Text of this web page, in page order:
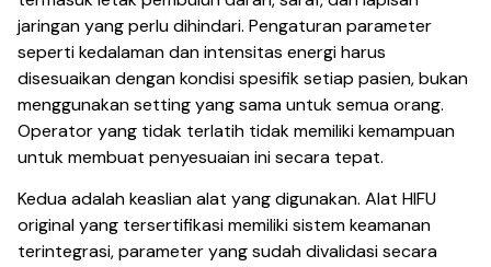
jaringan yang perlu dihindari. Pengaturan parameter
seperti kedalaman dan intensitas energi harus
disesuaikan dengan kondisi spesifik setiap pasien, bukan
menggunakan setting yang sama untuk semua orang.
Operator yang tidak terlatih tidak memiliki kemampuan
untuk membuat penyesuaian ini secara tepat.
Kedua adalah keaslian alat yang digunakan. Alat HIFU
original yang tersertifikasi memiliki sistem keamanan
terintegrasi, parameter yang sudah divalidasi secara